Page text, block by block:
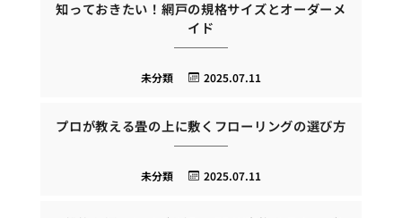
知っておきたい！網戸の規格サイズとオーダーメ
イド
2025.07.11
未分類
プロが教える畳の上に敷くフローリングの選び方
2025.07.11
未分類